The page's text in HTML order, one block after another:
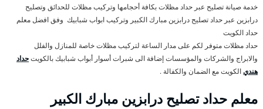
خدمة صيانة تصليح عبر حداد مظلات بكافة أحجامها وتركيب مظلات للحدائق وتصليح
درابزين عبر حداد تصليح درابزين مبارك الكبير وتركيب ابواب شبابيك وفق افضل معلم
حداد الكويت
حداد مظلات متوفر لكم على مدار الساعة لتركيب مظلات خاصة للمنازل والفلل
والابراج والشركات والمؤسسات إضافة الى شبرات أسوار أبواب شبابيك بالكويتحداد
هنديالكويت مع الضمان والكفالة .
معلم حداد تصليح درابزين مبارك الكبير